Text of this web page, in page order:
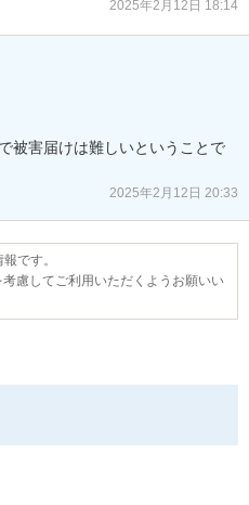
2025年2月12日 18:14
被害届けは難しいということで
2025年2月12日 20:33
です。
慮してご利用いただくようお願いい